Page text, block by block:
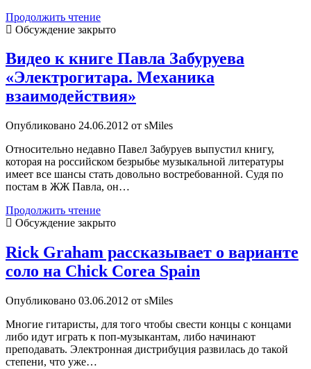
Продолжить чтениеЭволюция
головы
телекастеров
Обсуждение закрыто
Видео к книге Павла Забуруева
«Электрогитара. Механика
взаимодействия»
Опубликовано 24.06.2012 от sMiles
Относительно недавно Павел Забуруев выпустил книгу,
которая на российском безрыбье музыкальной литературы
имеет все шансы стать довольно востребованной. Судя по
постам в ЖЖ Павла, он…
Продолжить чтениеВидео
к
Забуруева
«Электрогитара.
взаимодействия»
Обсуждение закрыто
Rick Graham рассказывает о варианте
соло на Chick Corea Spain
Опубликовано 03.06.2012 от sMiles
Многие гитаристы, для того чтобы свести концы с концами
либо идут играть к поп-музыкантам, либо начинают
преподавать. Электронная дистрибуция развилась до такой
степени, что уже…